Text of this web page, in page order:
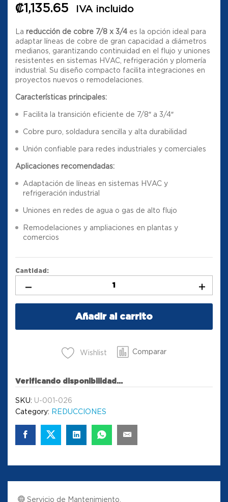
₡1,135.65 IVA incluido
La reducción de cobre 7/8 x 3/4 es la opción ideal para
adaptar líneas de cobre de gran capacidad a diámetros
medianos, garantizando continuidad en el flujo y uniones
resistentes en sistemas HVAC, refrigeración y plomería
industrial. Su diseño compacto facilita integraciones en
proyectos nuevos o remodelaciones.
Características principales:
Facilita la transición eficiente de 7/8″ a 3/4″
Cobre puro, soldadura sencilla y alta durabilidad
Unión confiable para redes industriales y comerciales
Aplicaciones recomendadas:
Adaptación de líneas en sistemas HVAC y
refrigeración industrial
Uniones en redes de agua o gas de alto flujo
Remodelaciones y ampliaciones en plantas y
comercios
Cantidad:
Añadir al carrito
Wishlist Comparar
Verificando disponibilidad...
SKU: U-001-026
Category: REDUCCIONES
Servicio de Mantenimiento.